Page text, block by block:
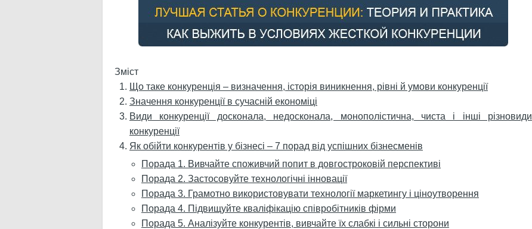
Зміст
Що таке конкуренція – визначення, історія виникнення, рівні й умови конкуренції
Значення конкуренції в сучасній економіці
Види конкуренції досконала, недосконала, монополістична, чиста і інші різновиди
конкуренції
Як обійти конкурентів у бізнесі – 7 порад від успішних бізнесменів
Порада 1. Вивчайте споживчий попит в довгостроковій перспективі
Порада 2. Застосовуйте технологічні інновації
Порада 3. Грамотно використовувати технології маркетингу і ціноутворення
Порада 4. Підвищуйте кваліфікацію співробітників фірми
Порада 5. Аналізуйте конкурентів, вивчайте їх слабкі і сильні сторони